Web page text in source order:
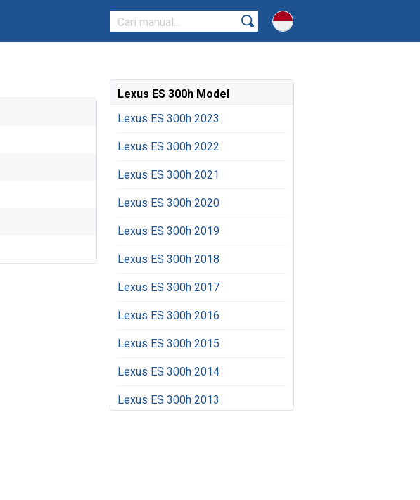
Lexus ES 300h Model
Lexus ES 300h 2023
Lexus ES 300h 2022
Lexus ES 300h 2021
Lexus ES 300h 2020
Lexus ES 300h 2019
Lexus ES 300h 2018
Lexus ES 300h 2017
Lexus ES 300h 2016
Lexus ES 300h 2015
Lexus ES 300h 2014
Lexus ES 300h 2013